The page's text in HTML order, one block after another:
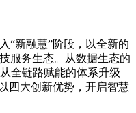
“新融慧”阶段，以全新的
服务生态。从数据生态的
全链路赋能的体系升级
四大创新优势，开启智慧